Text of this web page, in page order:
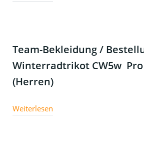
Team-Bekleidung /
Winterradtrikot CW5w
(Herren)
Weiterlesen